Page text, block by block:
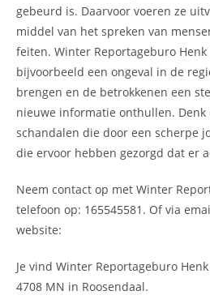
gebeurd is. Daarvoor voeren ze
middel van het spreken van
feiten. Winter Reportageburo Henk
bijvoorbeeld een ongeval in de
brengen en de betrokkenen een
nieuwe informatie onthullen. Denk
schandalen die door een scherpe
die ervoor hebben gezorgd dat er
Neem contact op met Winter
telefoon op: 165545581. Of via
website:
Je vind Winter Reportageburo
4708 MN in Roosendaal.